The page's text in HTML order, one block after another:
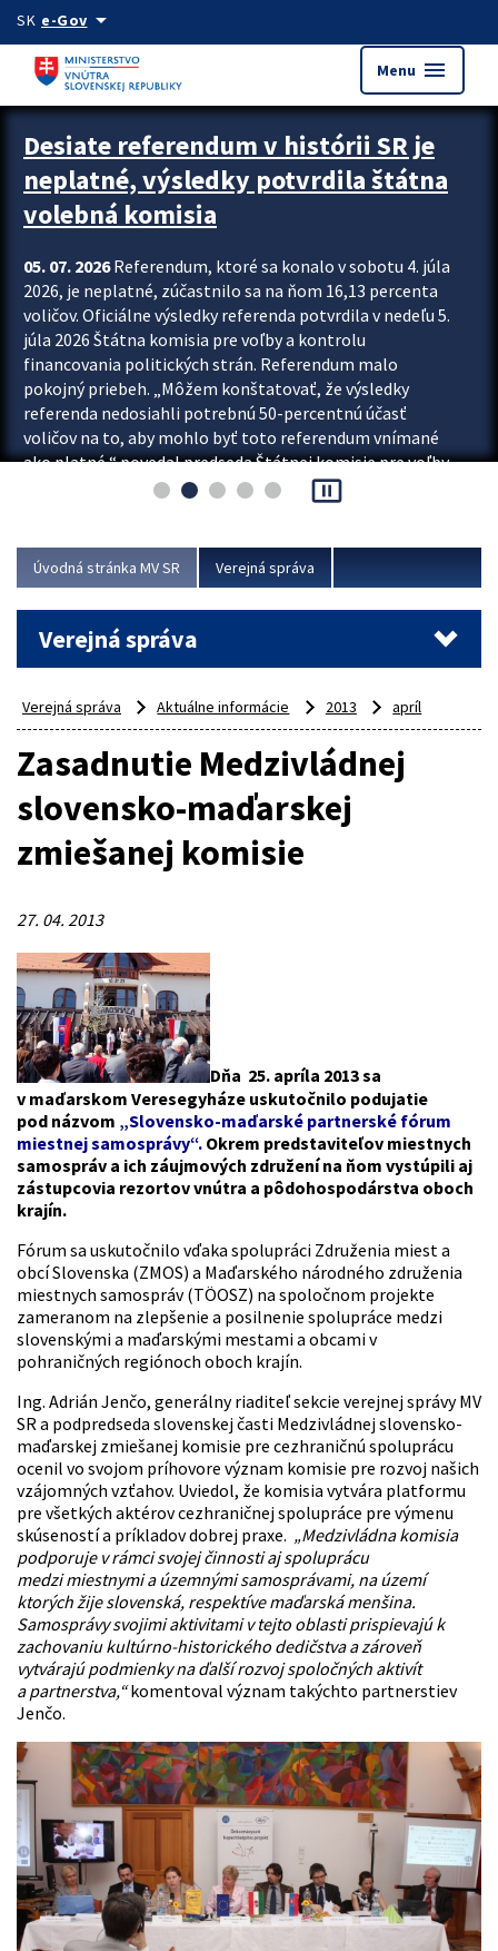
Preskocit na hlavný obsah
SK e-Govarrow_drop_down
Menu menu
Zastavit automatický posun upútavok
Desiate referendum v histórii SR je
neplatné, výsledky potvrdila štátna
volebná komisia
05. 07. 2026Referendum, ktoré sa konalo v sobotu 4. júla
2026, je neplatné, zúčastnilo sa na ňom 16,13 percenta
voličov. Oficiálne výsledky referenda potvrdila v nedeľu 5.
júla 2026 Štátna komisia pre voľby a kontrolu
financovania politických strán. Referendum malo
pokojný priebeh. „Môžem konštatovať, že výsledky
referenda nedosiahli potrebnú 50-percentnú účasť
voličov na to, aby mohlo byť toto referendum vnímané
ako platné,“ povedal predseda Štátnej komisie pre voľby
a kontrolu financovania politických...
pause_presentation
Úvodná stránka MV SR Verejná správa
Verejná správa
Verejná správa Aktuálne informácie 2013 apríl
Zasadnutie Medzivládnej
slovensko-maďarskej
zmiešanej komisie
27. 04. 2013
Dňa 25. apríla 2013 sa
v maďarskom Veresegyháze uskutočnilo podujatie
pod názvom „Slovensko-maďarské partnerské fórum
miestnej samosprávy“. Okrem predstaviteľov miestnych
samospráv a ich záujmových združení na ňom vystúpili aj
zástupcovia rezortov vnútra a pôdohospodárstva oboch
krajín.
Fórum sa uskutočnilo vďaka spolupráci Združenia miest a
obcí Slovenska (ZMOS) a Maďarského národného združenia
miestnych samospráv (TÖOSZ) na spoločnom projekte
zameranom na zlepšenie a posilnenie spolupráce medzi
slovenskými a maďarskými mestami a obcami v
pohraničných regiónoch oboch krajín.
Ing. Adrián Jenčo, generálny riaditeľ sekcie verejnej správy MV
SR a podpredseda slovenskej časti Medzivládnej slovensko-
maďarskej zmiešanej komisie pre cezhraničnú spoluprácu
ocenil vo svojom príhovore význam komisie pre rozvoj našich
vzájomných vzťahov. Uviedol, že komisia vytvára platformu
pre všetkých aktérov cezhraničnej spolupráce pre výmenu
skúseností a príkladov dobrej praxe. „Medzivládna komisia
podporuje v rámci svojej činnosti aj spoluprácu
medzi miestnymi a územnými samosprávami, na území
ktorých žije slovenská, respektíve maďarská menšina.
Samosprávy svojimi aktivitami v tejto oblasti prispievajú k
zachovaniu kultúrno-historického dedičstva a zároveň
vytvárajú podmienky na ďalší rozvoj spoločných aktivít
a partnerstva,“komentoval význam takýchto partnerstiev
Jenčo.